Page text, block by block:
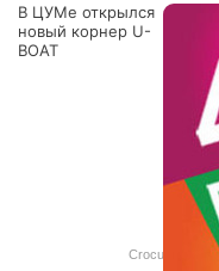
В ЦУМе открылся
новый корнер U-
BOAT
Crocus Group